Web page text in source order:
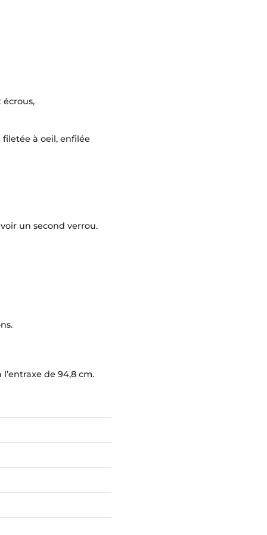
écrous,
à oeil, enfilée
un second verrou.
de 94,8 cm.